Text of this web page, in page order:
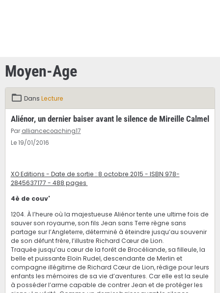
Moyen-Age
Dans Lecture
Aliénor, un dernier baiser avant le silence de Mireille Calmel
Par alliancecoaching17
Le 19/01/2016
XO Editions - Date de sortie : 8 octobre 2015 - ISBN 978-
2845637177​ - 488 pages
4è de couv'
1204. À l’heure où la majestueuse Aliénor tente une ultime fois de
sauver son royaume, son fils Jean sans Terre règne sans
partage sur l’Angleterre, déterminé à éteindre jusqu’au souvenir
de son défunt frère, l’illustre Richard Cœur de Lion.
Traquée jusqu’au cœur de la forêt de Brocéliande, sa filleule, la
belle et puissante Eloïn Rudel, descendante de Merlin et
compagne illégitime de Richard Cœur de Lion, rédige pour leurs
enfants les mémoires de sa vie d’aventures. Car elle est la seule
à posséder l’arme capable de contrer Jean et de protéger les